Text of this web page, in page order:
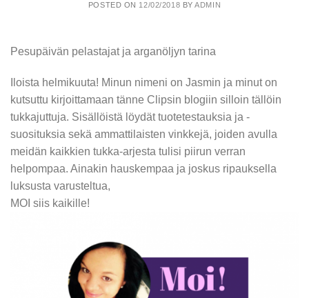
POSTED ON 12/02/2018 BYADMIN
Pesupäivän pelastajat ja arganöljyn tarina
Iloista helmikuuta! Minun nimeni on Jasmin ja minut on
kutsuttu kirjoittamaan tänne Clipsin blogiin silloin tällöin
tukkajuttuja. Sisällöistä löydät tuotetestauksia ja -
suosituksia sekä ammattilaisten vinkkejä, joiden avulla
meidän kaikkien tukka-arjesta tulisi piirun verran
helpompaa. Ainakin hauskempaa ja joskus ripauksella
luksusta varusteltua,
MOI siis kaikille!